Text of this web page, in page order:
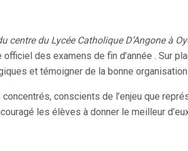
centre du Lycée Catholique D’Angone à
des examens de fin d’année . Sur
et témoigner de la bonne
conscients de l’enjeu que
les élèves à donner le meilleur